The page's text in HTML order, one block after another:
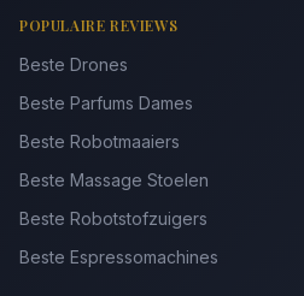
POPULAIRE REVIEWS
Beste Drones
Beste Parfums Dames
Beste Robotmaaiers
Beste Massage Stoelen
Beste Robotstofzuigers
Beste Espressomachines